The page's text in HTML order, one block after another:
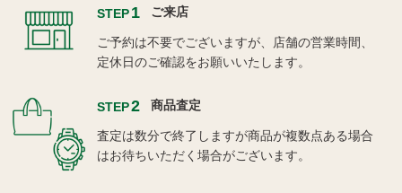
STEP1 ご来店
ご予約は不要でございますが、店舗の営業時間、
定休日のご確認をお願いいたします。
STEP2 商品査定
査定は数分で終了しますが商品が複数点ある場合
はお待ちいただく場合がございます。